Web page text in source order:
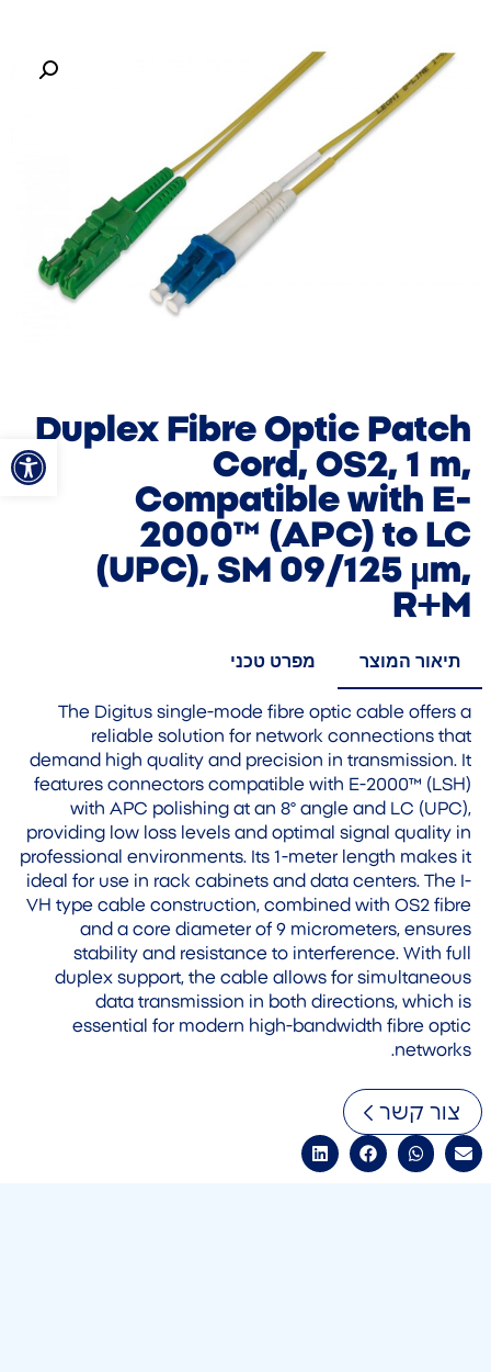
פתחDuplex Fibre Optic Patch
Cord, OS2, 1 m,
Compatible with E-
2000™ (APC) to LC
(UPC), SM 09/125 µm,
R+M
תיאור המוצר מפרט טכני
The Digitus single-mode fibre optic cable offers a
reliable solution for network connections that
demand high quality and precision in transmission. It
features connectors compatible with E-2000™ (LSH)
with APC polishing at an 8° angle and LC (UPC),
providing low loss levels and optimal signal quality in
professional environments. Its 1-meter length makes it
ideal for use in rack cabinets and data centers. The I-
VH type cable construction, combined with OS2 fibre
and a core diameter of 9 micrometers, ensures
stability and resistance to interference. With full
duplex support, the cable allows for simultaneous
data transmission in both directions, which is
essential for modern high-bandwidth fibre optic
networks.
צור קשר